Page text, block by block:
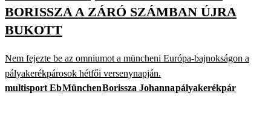
BORISSZA A ZÁRÓ SZÁMBAN ÚJRA
BUKOTT
Nem fejezte be az omniumot a müncheni Európa-bajnokságon a
pályakerékpárosok hétfői versenynapján.
multisport EbMünchenBorissza Johannapályakerékpár